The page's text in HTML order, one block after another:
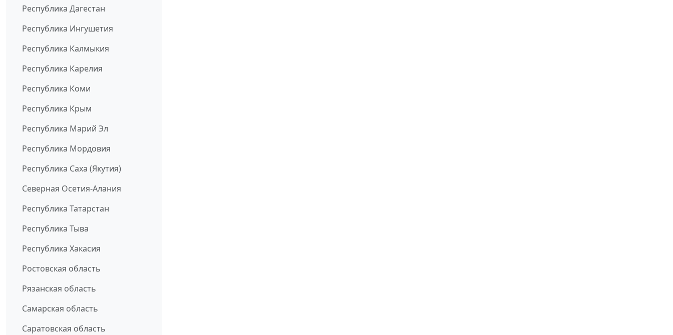
Республика Дагестан
Республика Ингушетия
Республика Калмыкия
Республика Карелия
Республика Коми
Республика Крым
Республика Марий Эл
Республика Мордовия
Республика Саха (Якутия)
Северная Осетия-Алания
Республика Татарстан
Республика Тыва
Республика Хакасия
Ростовская область
Рязанская область
Самарская область
Саратовская область